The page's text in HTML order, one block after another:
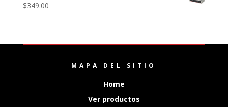
$349.00
MAPA DEL SITIO
Home
Ver productos